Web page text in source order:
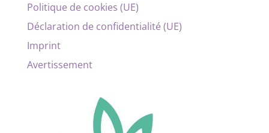
Politique de cookies (UE)
Déclaration de confidentialité (UE)
Imprint
Avertissement